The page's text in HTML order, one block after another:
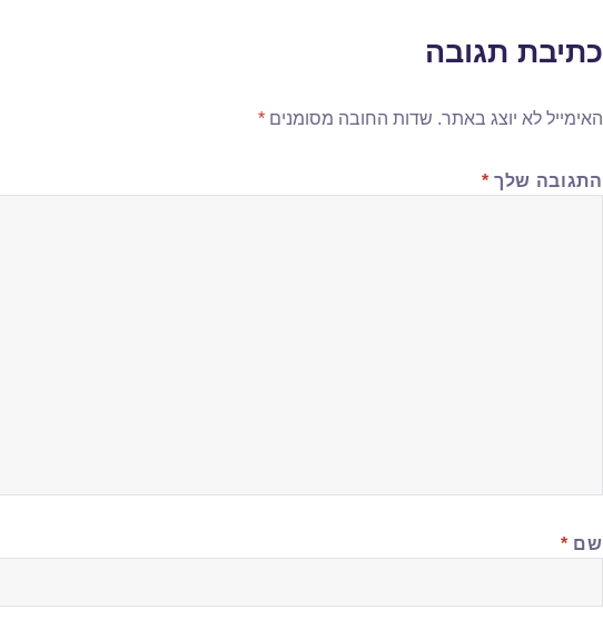
כתיבת תגובה
האימייל לא יוצג באתר. שדות החובה מסומנים*
התגובה שלך *
שם *